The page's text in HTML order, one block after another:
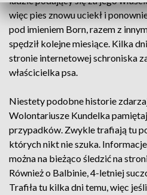
więc pies znowu uciekł i
pod imieniem Born, razem z
spędził kolejne miesiące. Kilka
stronie internetowej schroniska
właścicielka psa.
Niestety podobne historie
Wolontariusze Kundelka
przypadków. Zwykle trafiają tu
których nikt nie szuka.
można na bieżąco śledzić na
Również o Balbinie, 4-letniej
Trafiła tu kilka dni temu, więc